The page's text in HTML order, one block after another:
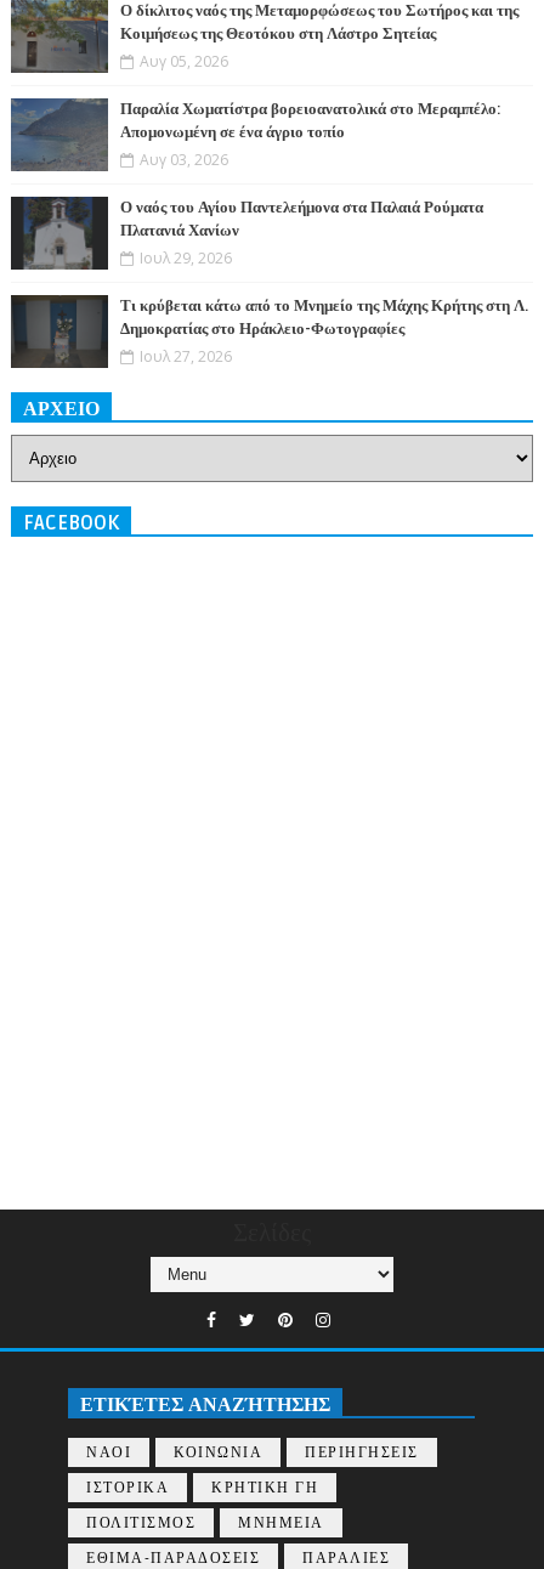
Ο δίκλιτος ναός της Μεταμορφώσεως του Σωτήρος και της
Κοιμήσεως της Θεοτόκου στη Λάστρο Σητείας
Αυγ 05, 2026
Παραλία Χωματίστρα βορειοανατολικά στο Μεραμπέλο:
Απομονωμένη σε ένα άγριο τοπίο
Αυγ 03, 2026
Ο ναός του Αγίου Παντελεήμονα στα Παλαιά Ρούματα
Πλατανιά Χανίων
Ιουλ 29, 2026
Τι κρύβεται κάτω από το Μνημείο της Μάχης Κρήτης στη Λ.
Δημοκρατίας στο Ηράκλειο-Φωτογραφίες
Ιουλ 27, 2026
ΑΡΧΕΙΟ
FACEBOOK
ΕΤΙΚΈΤΕΣ ΑΝΑΖΉΤΗΣΗΣ
ΝΑΟΙ ΚΟΙΝΩΝΙΑ
ΠΕΡΙΗΓΗΣΕΙΣ
ΙΣΤΟΡΙΚΑ
ΚΡΗΤΙΚΗ ΓΗ
ΠΟΛΙΤΙΣΜΟΣ
ΜΝΗΜΕΙΑ
ΕΘΙΜΑ-ΠΑΡΑΔΟΣΕΙΣ
ΠΑΡΑΛΙΕΣ